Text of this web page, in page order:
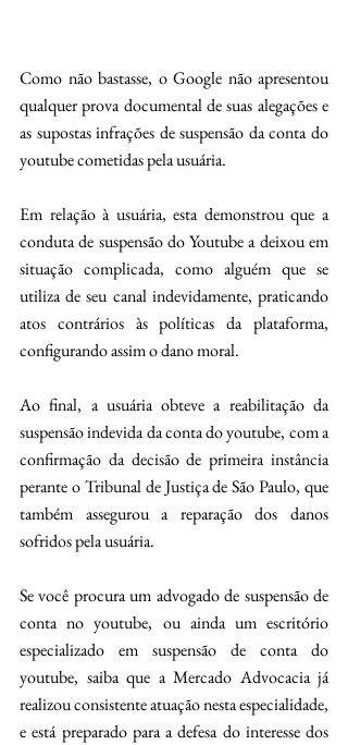
Como não bastasse, o Google não apresentou
qualquer prova documental de suas alegações e
as supostas infrações de suspensão da conta do
youtube cometidas pela usuária.
Em relação à usuária, esta demonstrou que a
conduta de suspensão do Youtube a deixou em
situação complicada, como alguém que se
utiliza de seu canal indevidamente, praticando
atos contrários às políticas da plataforma,
configurando assim o dano moral.
Ao final, a usuária obteve a reabilitação da
suspensão indevida da conta do youtube, com a
confirmação da decisão de primeira instância
perante o Tribunal de Justiça de São Paulo, que
também assegurou a reparação dos danos
sofridos pela usuária.
Se você procura um advogado de suspensão de
conta no youtube, ou ainda um escritório
especializado em suspensão de conta do
youtube, saiba que a Mercado Advocacia já
realizou consistente atuação nesta especialidade,
e está preparado para a defesa do interesse dos